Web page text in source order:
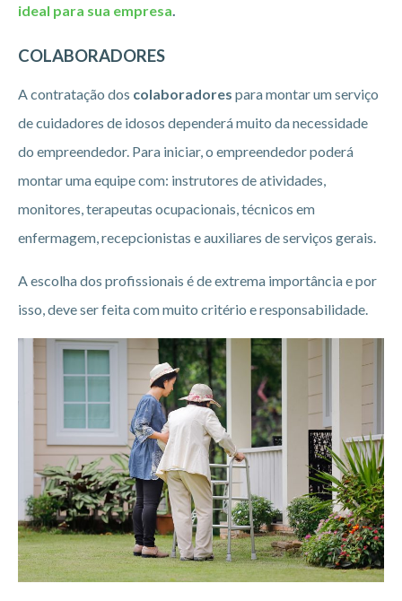
ideal para sua empresa
COLABORADORES
A contratação dos colaboradores para montar um serviço
de cuidadores de idosos dependerá muito da necessidade
do empreendedor. Para iniciar, o empreendedor poderá
montar uma equipe com: instrutores de atividades,
monitores, terapeutas ocupacionais, técnicos em
enfermagem, recepcionistas e auxiliares de serviços gerais.
A escolha dos profissionais é de extrema importância e por
isso, deve ser feita com muito critério e responsabilidade.